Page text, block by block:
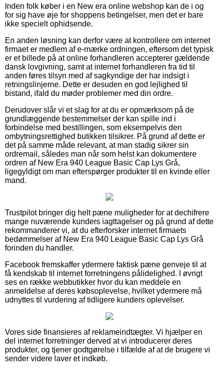
Inden folk køber i en New era online webshop kan de i og
for sig have øje for shoppens betingelser, men det er bare
ikke specielt ophidsende.
En anden løsning kan derfor være at kontrollere om internet
firmaet er medlem af e-mærke ordningen, eftersom det typisk
er et billede på at online forhandleren accepterer gældende
dansk lovgivning, samt at internet forhandleren fra tid til
anden føres tilsyn med af sagkyndige der har indsigt i
retningslinjerne. Dette er desuden en god lejlighed til
bistand, ifald du møder problemer med din ordre.
Derudover slår vi et slag for at du er opmærksom på de
grundlæggende bestemmelser der kan spille ind i
forbindelse med bestillingen, som eksempelvis den
ombytningsrettighed butikken tilsikrer. På grund af dette er
det på samme måde relevant, at man stadig sikrer sin
ordremail, således man når som helst kan dokumentere
ordren af New Era 940 League Basic Cap Lys Grå,
ligegyldigt om man efterspørger produkter til en kvinde eller
mand.
Trustpilot bringer dig helt pæne muligheder for at dechifrere
mange nuværende kunders iagttagelser og på grund af dette
rekommanderer vi, at du efterforsker internet firmaets
bedømmelser af New Era 940 League Basic Cap Lys Grå
forinden du handler.
Facebook fremskaffer ydermere faktisk pæne genveje til at
få kendskab til internet forretningens pålidelighed. I øvrigt
ses en række webbutikker hvor du kan meddele en
anmeldelse af deres købsoplevelse, hvilket ydermere må
udnyttes til vurdering af tidligere kunders oplevelser.
Vores side finansieres af reklameindtægter. Vi hjælper en
del internet forretninger derved at vi introducerer deres
produkter, og tjener godtgørelse i tilfælde af at de brugere vi
sender videre laver et indkøb.